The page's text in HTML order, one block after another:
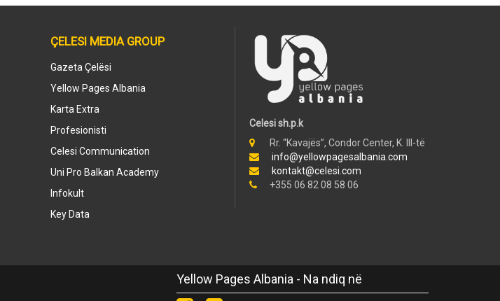
ÇELESI MEDIA GROUP
Gazeta Çelësi
Yellow Pages Albania
Karta Extra
Profesionisti
Celesi Communication
Uni Pro Balkan Academy
Infokult
Key Data
Celesi sh.p.k
Rr. “Kavajës”, Condor Center, K. III-të
info@yellowpagesalbania.com
kontakt@celesi.com
+355 06 82 08 58 06
Yellow Pages Albania - Na ndiq në